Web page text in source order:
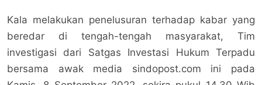
Kala melakukan penelusuran terhadap kabar yang
beredar di tengah-tengah masyarakat, Tim
investigasi dari Satgas Investasi Hukum Terpadu
bersama awak media sindopost.com ini pada